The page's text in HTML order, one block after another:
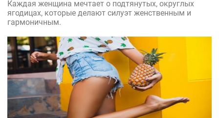
Каждая женщина мечтает о подтянутых, округлых
ягодицах, которые делают силуэт женственным и
гармоничным.